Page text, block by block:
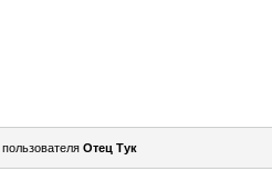
пользователя Отец Тук